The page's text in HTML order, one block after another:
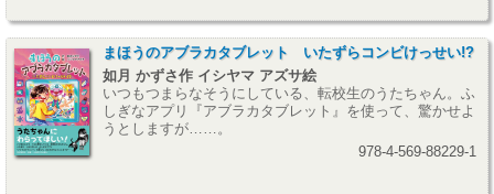
まほうのアブラカタブレット いたずらコンビけっせい!?
如月 かずさ作 イシヤマ アズサ絵
いつもつまらなそうにしている、転校生のうたちゃん。ふ
しぎなアプリ『アブラカタブレット』を使って、驚かせよ
うとしますが……。
978-4-569-88229-1